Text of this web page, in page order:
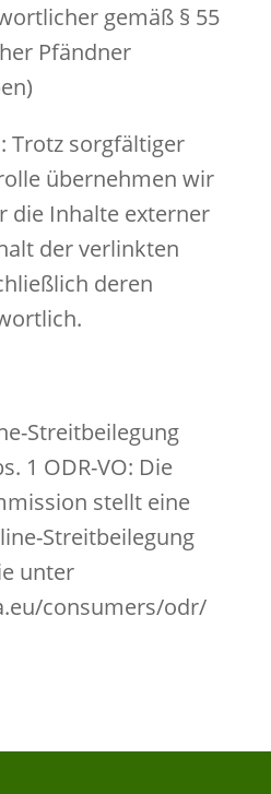
gemäß § 55
Pfändner
Trotz sorgfältiger
übernehmen wir
die Inhalte externer
der verlinkten
deren
Streitbeilegung
1 ODR-VO: Die
stellt eine
Streitbeilegung
unter
consumers/odr/